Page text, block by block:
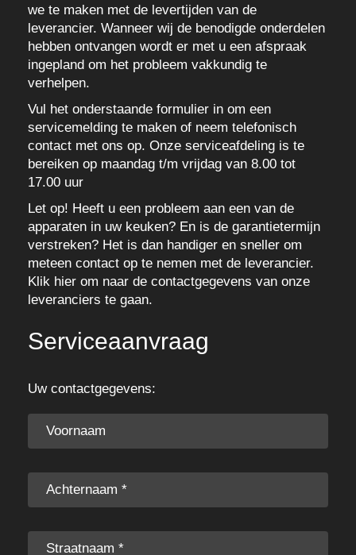
we te maken met de levertijden van de
leverancier. Wanneer wij de benodigde onderdelen
hebben ontvangen wordt er met u een afspraak
ingepland om het probleem vakkundig te
verhelpen.
Vul het onderstaande formulier in om een
servicemelding te maken of neem telefonisch
contact met ons op. Onze serviceafdeling is te
bereiken op maandag t/m vrijdag van 8.00 tot
17.00 uur
Let op! Heeft u een probleem aan een van de
apparaten in uw keuken? En is de garantietermijn
verstreken? Het is dan handiger en sneller om
meteen contact op te nemen met de leverancier.
Klik hier om naar de contactgegevens van onze
leveranciers te gaan.
Serviceaanvraag
Uw contactgegevens: